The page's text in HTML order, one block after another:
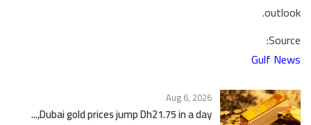
outlook.
Source:
Gulf News
Aug 6, 2026
Dubai gold prices jump Dh21.75 in a day,...